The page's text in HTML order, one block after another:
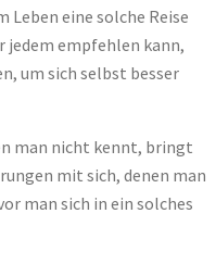
Leben eine solche Reise
jedem empfehlen kann,
um sich selbst besser
man nicht kennt, bringt
mit sich, denen man
man sich in ein solches